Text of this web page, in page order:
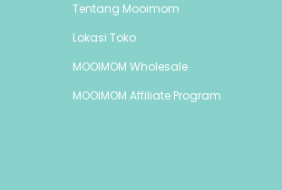
Tentang Mooimom
Lokasi Toko
MOOIMOM Wholesale
MOOIMOM Affiliate Program